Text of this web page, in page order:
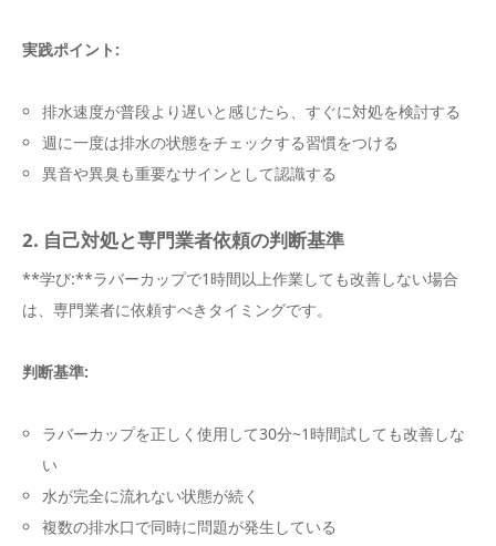
実践ポイント:
排水速度が普段より遅いと感じたら、すぐに対処を検討する
週に一度は排水の状態をチェックする習慣をつける
異音や異臭も重要なサインとして認識する
2. 自己対処と専門業者依頼の判断基準
**学び:**ラバーカップで1時間以上作業しても改善しない場合
は、専門業者に依頼すべきタイミングです。
判断基準:
ラバーカップを正しく使用して30分~1時間試しても改善しな
い
水が完全に流れない状態が続く
複数の排水口で同時に問題が発生している